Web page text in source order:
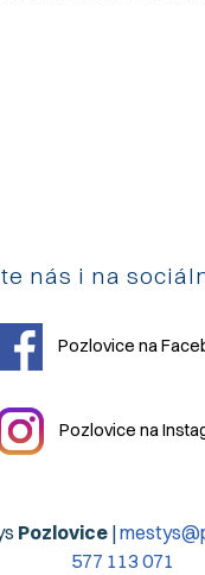
nás i na
Pozlovice na
Pozlovice na
Pozlovice|
577 113 071